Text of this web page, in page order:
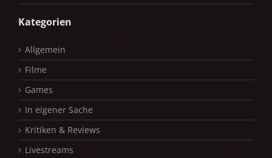
Kategorien
Allgemein
Filme
Games
In eigener Sache
Kritiken & Reviews
Livestreams